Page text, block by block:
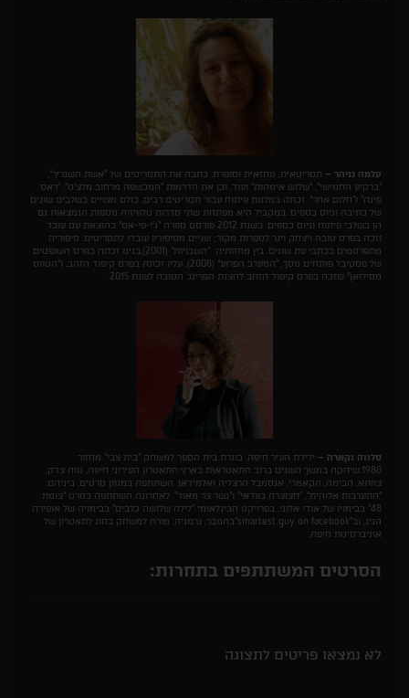
עלמה גניהר – תסריטאית, מחזאית וסופרת. כתבה את התסריטים של "אשת השגריר",
"ברקיע החמישי", "שלוש אימהות" ועוד, וכן את הדרמות "המכשפה מרחוב מלצ'ט", "ראס
פינה" ו"חלום אחר". זכתה במלגות פיתוח עבור תסריטים רבים, כולם מצויים בשלבים שונים
של כתיבה וגיוס כספים. במקביל היא מפתחת שתי סדרות טלוויזיה נוספות הנמצאות גם
הן בשלבי פיתוח וגיוס כספים. בשנת 2012 פורסם ספרה "ג'י-פי-אס" בהוצאת עם עובד
וזכה בפרס טובה ויצחק וינר לספרות מקור; שניים מסיפוריו עובדו לתסריטים. סיפוריה
מתפרסמים בכתבי עת שונים. בין מחזותיה: "השבויות" (2001),בגינו זכתה בפרס השופטים
של פסטיבל פותחים מסך, "המערב הפרוע" (2008), עליו זכתה בפרס קיפוד הזהב, ו"הטווס
מסילואן" שזכה בפרס קיפוד הזהב להצגת הפרינג' הטובה לשנת 2015.
סלווה נקארה – ילידת העיר חיפה, בוגרת בית הספר למשחק "בית צבי" מחזור
1980.שיחקה במשך השנים ברוב התאטראות בארץ:התאטרון העירוני חיפה, נווה צדק,
צוותא, הבימה, הקאמרי, אנסמבל הרצליה ואלמידאן. השתתפה במגוון סרטים, ביניהם:
"התערבות אלוהית", "חצוצרה בוודאי" ו"גשר צר מאוד". לאחרונה השתתפה בסרט "צומת
48" בבימויו של אודי אלוני, בפרויקט הבינלאומי "לילה שלושה כלבים" בבימויה של אופירה
הניג, וב"smartest guy on facebook"בהנובר, גרמניה. מורה למשחק בחוג לתאטרון של
אוניברסיטת חיפה.
הסרטים המשתתפים בתחרות:
לא נמצאו פריטים לתצוגה